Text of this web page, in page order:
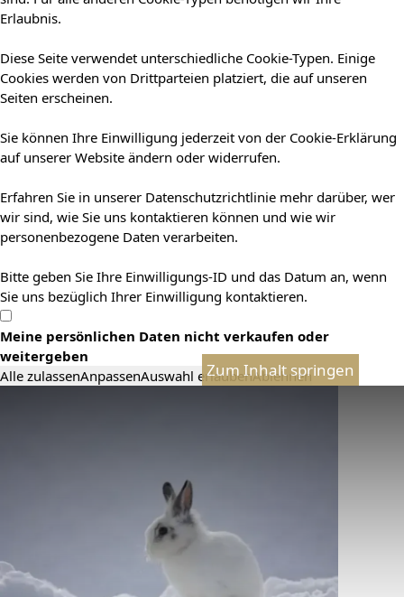
Erlaubnis.
Diese Seite verwendet unterschiedliche Cookie-Typen. Einige
Cookies werden von Drittparteien platziert, die auf unseren
Seiten erscheinen.
Sie können Ihre Einwilligung jederzeit von der Cookie-Erklärung
auf unserer Website ändern oder widerrufen.
Erfahren Sie in unserer Datenschutzrichtlinie mehr darüber, wer
wir sind, wie Sie uns kontaktieren können und wie wir
personenbezogene Daten verarbeiten.
Bitte geben Sie Ihre Einwilligungs-ID und das Datum an, wenn
Sie uns bezüglich Ihrer Einwilligung kontaktieren.
Meine persönlichen Daten nicht verkaufen oder
weitergeben
Alle zulassenAnpassenAuswahl erlaubenAblehnen
Zum Inhalt springen